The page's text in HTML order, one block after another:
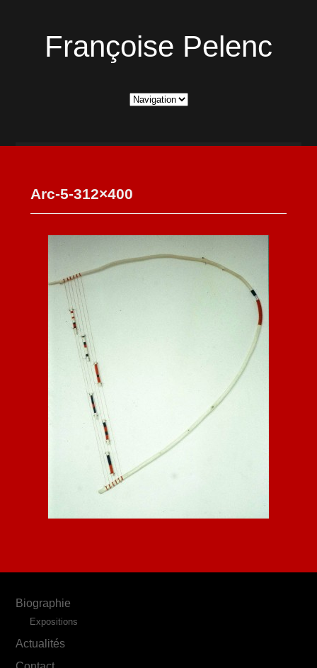
Françoise Pelenc
Arc-5-312×400
Biographie
Expositions
Actualités